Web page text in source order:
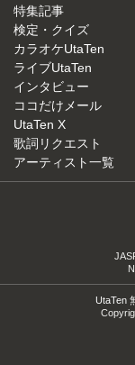
特集記事
検定・クイズ
カラオケUtaTen
ライブUtaTen
インタビュー
ココだけメール
UtaTen X
歌詞リクエスト
アーティスト一覧
UtaTen